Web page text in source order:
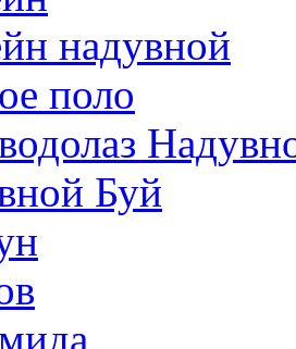
надувной
поло
Буй